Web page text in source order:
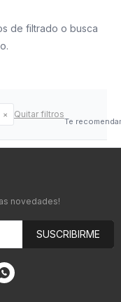
de filtrado o busca
Quitar filtros
Te
novedades!
SUSCRIBIRME